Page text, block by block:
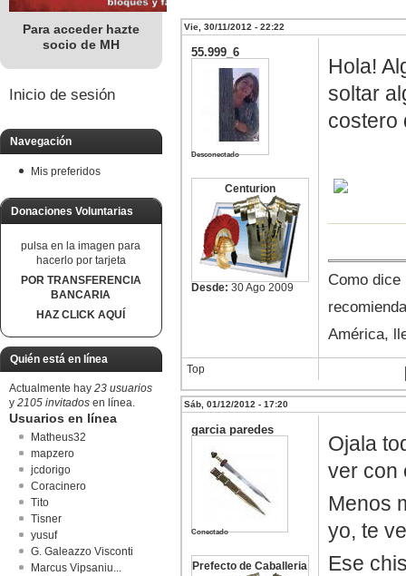
Para acceder hazte
socio de MH
Inicio de sesión
Navegación
Mis preferidos
Donaciones Voluntarias
pulsa en la imagen para
hacerlo por tarjeta
POR TRANSFERENCIA
BANCARIA
HAZ CLICK AQUÍ
Quién está en línea
Actualmente hay 23 usuarios
y 2105 invitados en línea.
Usuarios en línea
Matheus32
mapzero
jcdorigo
Coracinero
Tito
Tisner
yusuf
G. Galeazzo Visconti
Marcus Vipsaniu...
Vie, 30/11/2012 - 22:22
55.999_6
Desconectado
Centurion
Desde: 30 Ago 2009
Hola!
soltar
costero
Como
América,
Top
Sáb, 01/12/2012 - 17:20
garcia paredes
Conectado
Prefecto de Caballeria
Ojala
ver con
Menos
yo, te
Ese